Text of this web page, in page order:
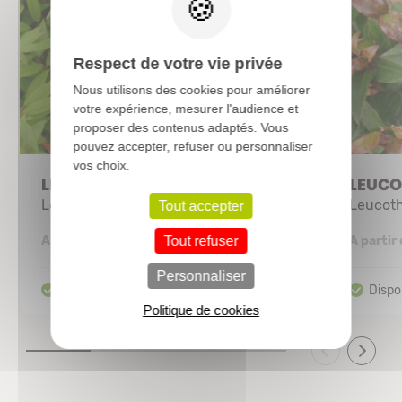
LEUCOTHOE 'Lovita®'
Leucothoe 'Lovita'
A partir de 3,58 € A partir
Respect de votre vie privée
Nous utilisons des cookies pour améliorer
votre expérience, mesurer l'audience et
proposer des contenus adaptés. Vous
pouvez accepter, refuser ou personnaliser
vos choix.
Tout accepter
Tout refuser
Personnaliser
Politique de cookies